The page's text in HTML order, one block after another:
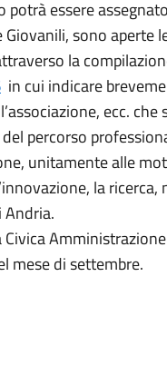
essere
sono aperte
la
in cui indicare
ecc. che
percorso
unitamente alle
la ricerca,
mese di settembre.